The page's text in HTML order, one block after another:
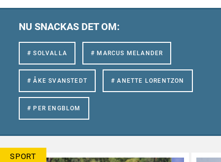
NU SNACKAS DET OM:
# SOLVALLA # MARCUS MELANDER
# ÅKE SVANSTEDT # ANETTE LORENTZON
# PER ENGBLOM
SPORT